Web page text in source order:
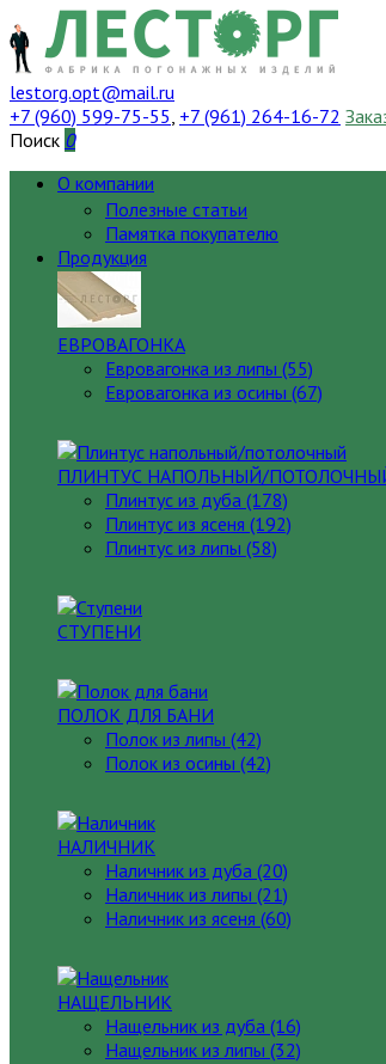
lestorg.opt@mail.ru
+7 (960) 599-75-55, +7 (961) 264-16-72
Поиск 0
О компании
Полезные статьи
Памятка покупателю
Продукция
ЕВРОВАГОНКА
Евровагонка из липы (55)
Евровагонка из осины (67)
ПЛИНТУС НАПОЛЬНЫЙ/
Плинтус из дуба (178)
Плинтус из ясеня (192)
Плинтус из липы (58)
СТУПЕНИ
ПОЛОК ДЛЯ БАНИ
Полок из липы (42)
Полок из осины (42)
НАЛИЧНИК
Наличник из дуба (20)
Наличник из липы (21)
Наличник из ясеня (60)
НАЩЕЛЬНИК
Нащельник из дуба (16)
Нащельник из липы (32)